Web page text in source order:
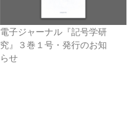
電子ジャーナル『記号学研
究』３巻１号・発行のお知
らせ